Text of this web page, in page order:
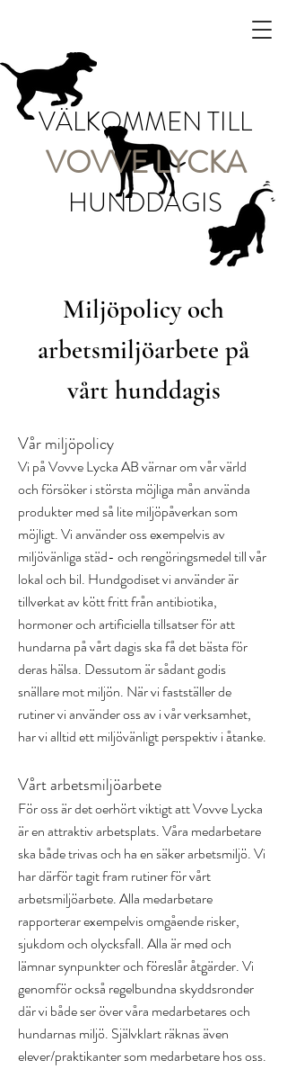
VÄLKOMMEN TILL
VOVVE LYCKA
HUNDDAGIS
Miljöpolicy och
arbetsmiljöarbete på
vårt hunddagis
Vår miljöpolicy
Vi på Vovve Lycka AB värnar om vår värld
och försöker i största möjliga mån använda
produkter med så lite miljöpåverkan som
möjligt. Vi använder oss exempelvis av
miljövänliga städ- och rengöringsmedel till vår
lokal och bil. Hundgodiset vi använder är
tillverkat av kött fritt från antibiotika,
hormoner och artificiella tillsatser för att
hundarna på vårt dagis ska få det bästa för
deras hälsa. Dessutom är sådant godis
snällare mot miljön. När vi fastställer de
rutiner vi använder oss av i vår verksamhet,
har vi alltid ett miljövänligt perspektiv i åtanke.
Vårt arbetsmiljöarbete
För oss är det oerhört viktigt att Vovve Lycka
är en attraktiv arbetsplats. Våra medarbetare
ska både trivas och ha en säker arbetsmiljö. Vi
har därför tagit fram rutiner för vårt
arbetsmiljöarbete.Alla medarbetare
rapporterar exempelvis omgående risker,
sjukdom och olycksfall. Alla är med och
lämnar synpunkter och föreslår åtgärder. Vi
genomför också regelbundna skyddsronder
där vi både ser över våra medarbetares och
hundarnas miljö. Självklart räknas även
elever/praktikanter som medarbetare hos oss.